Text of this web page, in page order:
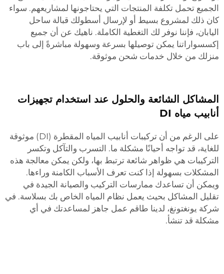
الجميع تحمل تكلفة المنتجات التي يحتاجونها لمشاريعهم. سواء
كان ذلك لمشروع بسيط أو لإرسال أسطولك قبالة ساحل
اليابان، فإننا نوفر لك التغطية الكاملة. ناهيك عن أن جميع
إكسسواراتنا يمكن توصيلها بسرعة وسهولة مباشرةً إلى باب
منزلك من خلال خدمات شحن موثوقة.
المشاكل الشائعة والحلول عند استخدام تجهيزات
أنابيب مياه DI
على الرغم من أن تركيبات أنابيب المياه المقطرة (DI) موثوقة
للغاية، قد تواجه أحيانًا مشكلة ما. التسرب والتآكل وتكسر
التركيبات هي ظواهر شائعة ترتبط بها، ولكن يمكن معالجة هذه
المشكلات بسهولة إذا كنت تعرف الأسباب الكامنة وراءها.
ويمكن أن تساعدك ممارسات التركيب والصيانة الجيدة في
تقليل المشاكل بحيث يعمل نظام المياه الخاص بك بسلاسة. في
شركة يونغتونغ، لدينا طاقم عمل جاهز لمساعدتك في أي
مشكلة قد تنشأ.